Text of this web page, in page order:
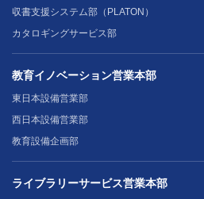
収書支援システム部（PLATON）
カタロギングサービス部
教育イノベーション営業本部
東日本設備営業部
西日本設備営業部
教育設備企画部
ライブラリーサービス営業本部